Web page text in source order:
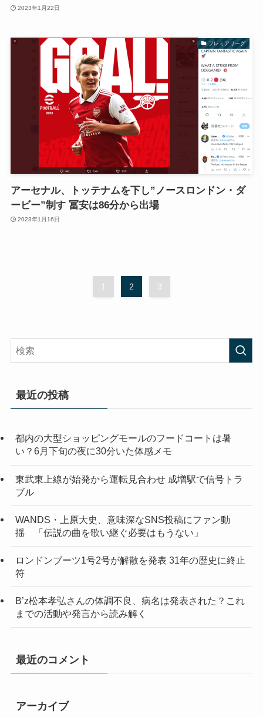
2023年1月22日
プレミアリーグ
アーセナル、トッテナムを下し”ノースロンドン・ダ
ービー”制す 冨安は86分から出場
2023年1月16日
1 2 3
最近の投稿
都内の大型ショッピングモールのフードコートは暑
い？6月下旬の夜に30分いた体感メモ
東武東上線が始発から運転見合わせ 成増駅で信号トラ
ブル
WANDS・上原大史、意味深なSNS投稿にファン動
揺 「伝説の曲を歌い継ぐ必要はもうない」
ロンドンブーツ1号2号が解散を発表 31年の歴史に終止
符
B’z松本孝弘さんの体調不良、病名は発表された？これ
までの活動や発言から読み解く
最近のコメント
アーカイブ